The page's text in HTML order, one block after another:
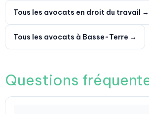
Tous les avocats en droit du travail →
Tous les avocats à Basse-Terre →
Questions